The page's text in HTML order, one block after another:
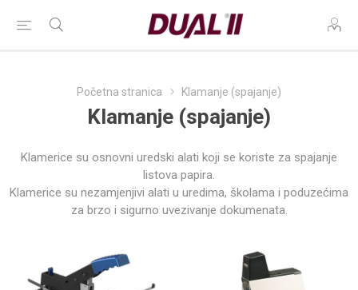
Početna stranica Klamanje (spajanje)
Klamanje (spajanje)
Klamerice su osnovni uredski alati koji se koriste za spajanje
listova papira.
Klamerice su nezamjenjivi alati u uredima, školama i poduzećima
za brzo i sigurno uvezivanje dokumenata.